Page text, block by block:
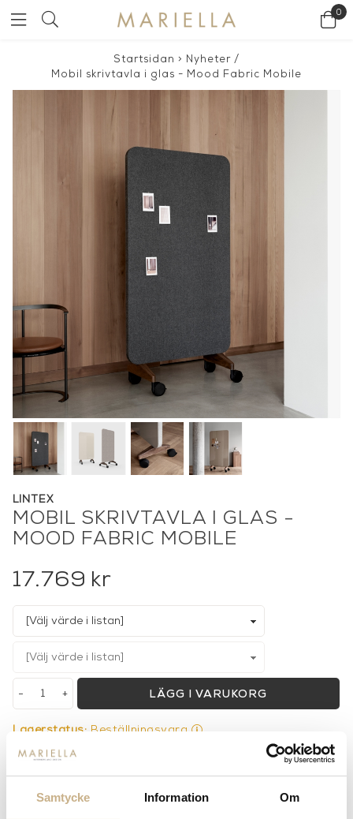
Samtycke Information Om
0
Startsidan > Nyheter /
Mobil skrivtavla i glas - Mood Fabric Mobile
LINTEX
MOBIL SKRIVTAVLA I GLAS -
MOOD FABRIC MOBILE
17.769 kr
+
- LÄGG I VARUKORG
Lagerstatus: Beställningsvara
14 dagars returrätt på lagervaror.
Få
10% välkomstrabatt
när du registrerar dig för vårt
nyhetsbrev